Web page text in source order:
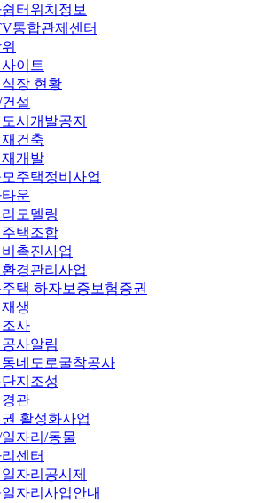
터위치정보
통합관제센터
이트
장 현황
설
시개발공지
건축
개발
주택정비사업
운
모델링
택조합
촉진사업
경관리사업
택 하자보증보험증권
생
사
사알림
네도로굴착공사
지조성
관
활성화사업
자리/동물
센터
자리공시제
자리사업안내